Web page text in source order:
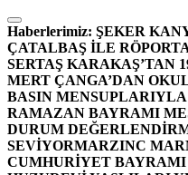
İçeriğe
atla
Haberlerimiz: ŞEKER
ÇATALBAŞ İLE
SERTAŞ KARAKAŞ’TAN
MERT ÇANGA’DAN
BASIN
RAMAZAN BAYRAMI
DURUM
SEVİYORMARZINC
CUMHURİYET